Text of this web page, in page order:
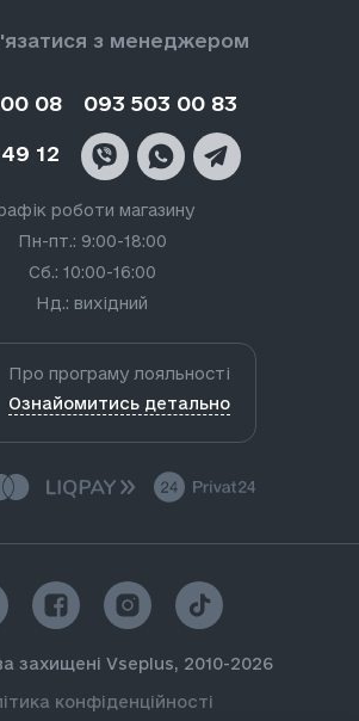
з менеджером
08 093 503 00 83
12
роботи магазину
Пн-пт.: 9:00-18:00
Сб.: 10:00-16:00
Нд.: вихідний
Про програму лояльності
Ознайомитись детально
захищені Vseplus, 2010-2026
конфіденційності